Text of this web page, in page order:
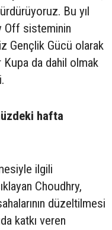
Bu yıl
Off sisteminin
Gençlik Gücü olarak
Kupa da dahil olmak
hafta
ilgili
Choudhry,
düzeltilmesi
katkı veren